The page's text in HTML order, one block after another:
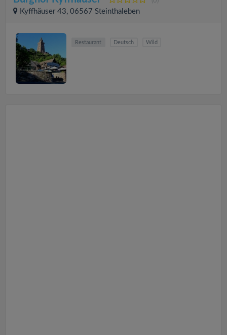
Kyffhäuser 43, 06567 Steinthaleben
Restaurant Deutsch Wild